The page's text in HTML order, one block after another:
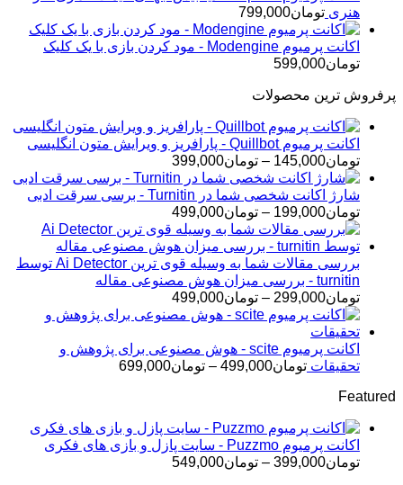
هنری تومان799,000
اکانت پرمیوم Modengine - مود کردن بازی با یک کلیک
تومان599,000
پرفروش ترین محصولات
اکانت پرمیوم Quillbot - پارافریز و ویرایش متون انگلیسی
تومان145,000
– تومان399,000محدوده
قیمت:
تومان145,000
تا
تومان399,000
شارژ اکانت شخصی شما در Turnitin - برسی سرقت ادبی
تومان199,000
– تومان499,000محدوده
قیمت:
تومان199,000
تا
تومان499,000
بررسی مقالات شما به وسیله قوی ترین Ai Detector توسط
turnitin - بررسی میزان هوش مصنوعی مقاله
تومان299,000
– تومان499,000محدوده
قیمت:
تا
تومان499,000
اکانت پرمیوم scite - هوش مصنوعی برای پژوهش و
تحقیقات تومان499,000
– تومان699,000محدوده
تومان699,000
Featured
اکانت پرمیوم Puzzmo - سایت پازل و بازی های فکری
تومان399,000
– تومان549,000محدوده